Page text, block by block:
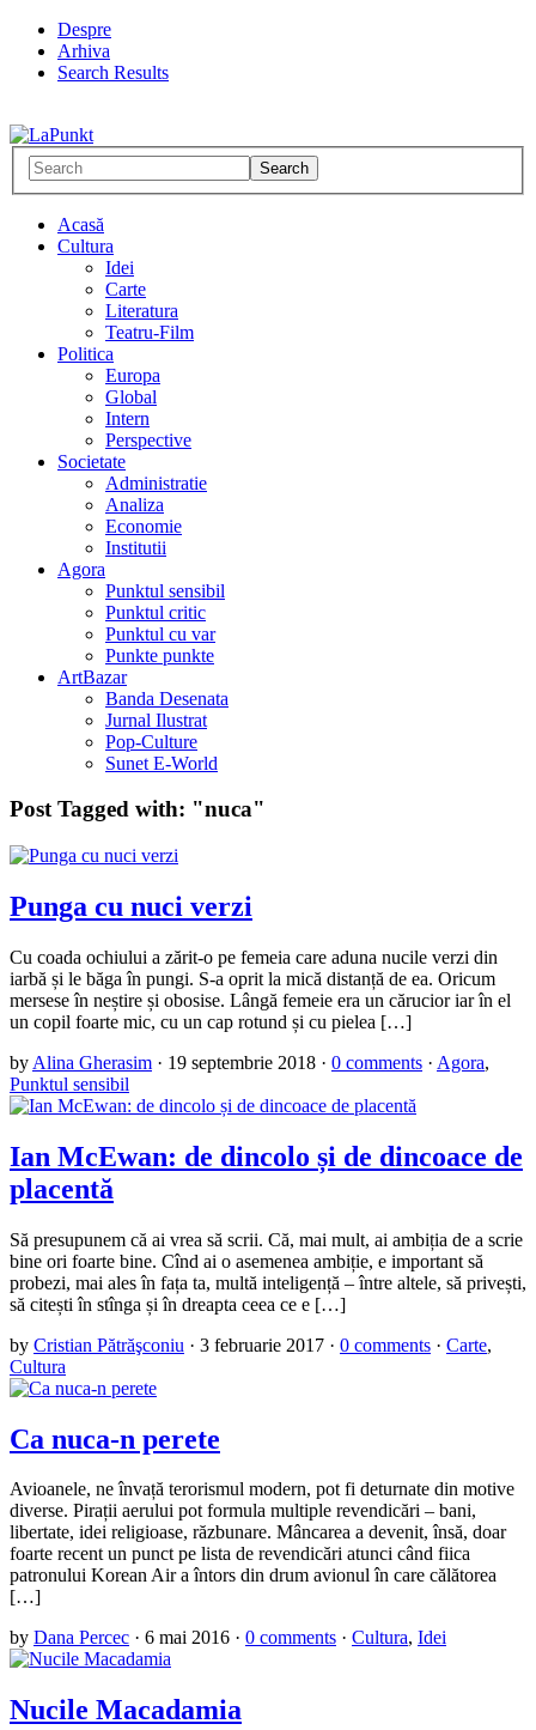
Despre
Arhiva
Search Results
Acasă
Cultura
Idei
Carte
Literatura
Teatru-Film
Politica
Europa
Global
Intern
Perspective
Societate
Administratie
Analiza
Economie
Institutii
Agora
Punktul sensibil
Punktul critic
Punktul cu var
Punkte punkte
ArtBazar
Banda Desenata
Jurnal Ilustrat
Pop-Culture
Sunet E-World
Post Tagged with: "nuca"
Punga cu nuci verzi
Cu coada ochiului a zărit-o pe femeia care aduna nucile verzi din
iarbă și le băga în pungi. S-a oprit la mică distanță de ea. Oricum
mersese în neștire și obosise. Lângă femeie era un cărucior iar în el
un copil foarte mic, cu un cap rotund și cu pielea […]
by Alina Gherasim · 19 septembrie 2018 · 0 comments · Agora,
Punktul sensibil
Ian McEwan: de dincolo și de dincoace de
placentă
Să presupunem că ai vrea să scrii. Că, mai mult, ai ambiția de a scrie
bine ori foarte bine. Cînd ai o asemenea ambiție, e important să
probezi, mai ales în fața ta, multă inteligență – între altele, să privești,
să citești în stînga și în dreapta ceea ce e […]
by Cristian Pătrăşconiu · 3 februarie 2017 · 0 comments · Carte,
Cultura
Ca nuca-n perete
Avioanele, ne învață terorismul modern, pot fi deturnate din motive
diverse. Pirații aerului pot formula multiple revendicări – bani,
libertate, idei religioase, răzbunare. Mâncarea a devenit, însă, doar
foarte recent un punct pe lista de revendicări atunci când fiica
patronului Korean Air a întors din drum avionul în care călătorea
[…]
by Dana Percec · 6 mai 2016 · 0 comments · Cultura, Idei
Nucile Macadamia